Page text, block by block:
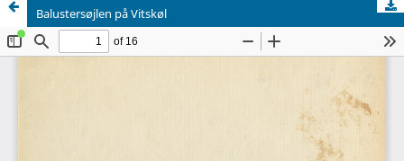
Balustersøjlen på Vitskøl